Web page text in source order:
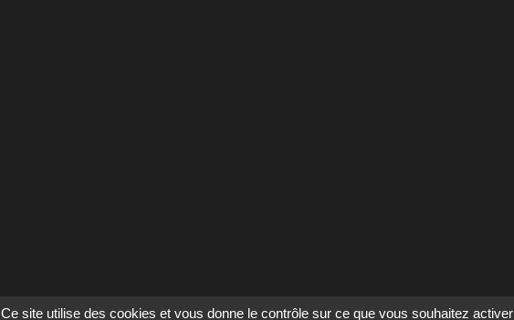
Ce site utilise des cookies et vous donne le contrôle sur ce que vous souhaitez activer